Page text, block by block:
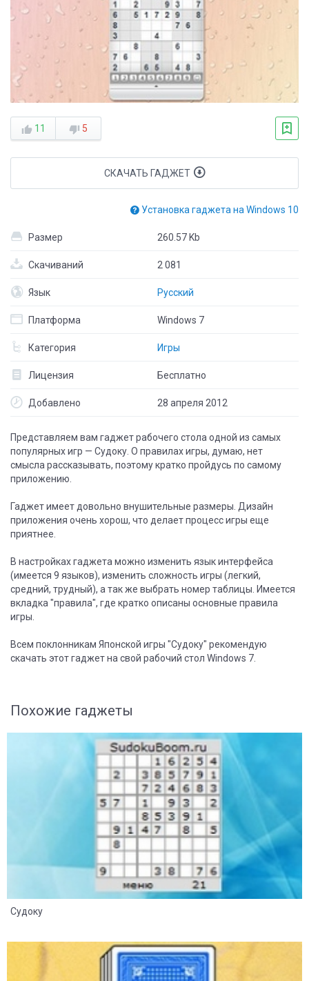
11 5
СКАЧАТЬ ГАДЖЕТ
Установка гаджета на Windows 10
Размер 260.57 Kb
Скачиваний 2 081
Язык Русский
Платформа Windows 7
Категория Игры
Лицензия Бесплатно
Добавлено 28 апреля 2012
Представляем вам гаджет рабочего стола одной из самых
популярных игр — Судоку. О правилах игры, думаю, нет
смысла рассказывать, поэтому кратко пройдусь по самому
приложению.
Гаджет имеет довольно внушительные размеры. Дизайн
приложения очень хорош, что делает процесс игры еще
приятнее.
В настройках гаджета можно изменить язык интерфейса
(имеется 9 языков), изменить сложность игры (легкий,
средний, трудный), а так же выбрать номер таблицы. Имеется
вкладка "правила", где кратко описаны основные правила
игры.
Всем поклонникам Японской игры "Судоку" рекомендую
скачать этот гаджет на свой рабочий стол Windows 7.
Похожие гаджеты
Судоку